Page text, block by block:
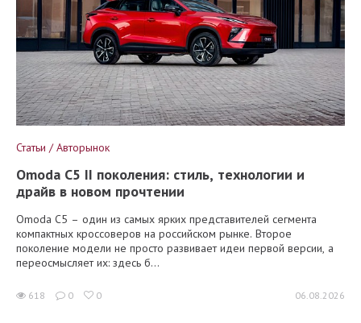
Статьи / Авторынок
Omoda C5 II поколения: стиль, технологии и
драйв в новом прочтении
Omoda C5 – один из самых ярких представителей сегмента
компактных кроссоверов на российском рынке. Второе
поколение модели не просто развивает идеи первой версии, а
переосмысляет их: здесь б...
618 0 0 06.08.2026